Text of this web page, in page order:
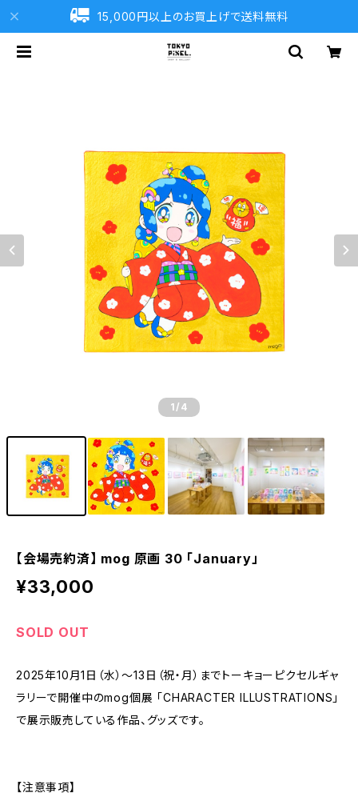
15,000円以上のお買上げで送料無料
1 /4
【会場売約済】 mog 原画 30 「January」
¥33,000
SOLD OUT
2025年10月1日（水）～13日（祝・月）までトーキョーピクセルギャ
ラリーで開催中のmog個展 「CHARACTER ILLUSTRATIONS」
で展示販売している作品、グッズです。
【注意事項】